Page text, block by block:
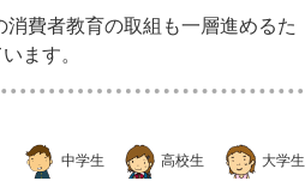
費者教育の取組も一層進めるた
ます。
中学生 高校生 大学生